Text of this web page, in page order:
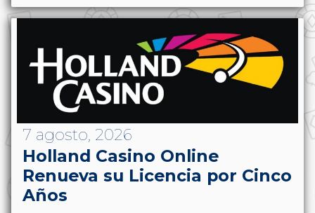
7 agosto, 2026
Holland Casino Online
Renueva su Licencia por Cinco
Años